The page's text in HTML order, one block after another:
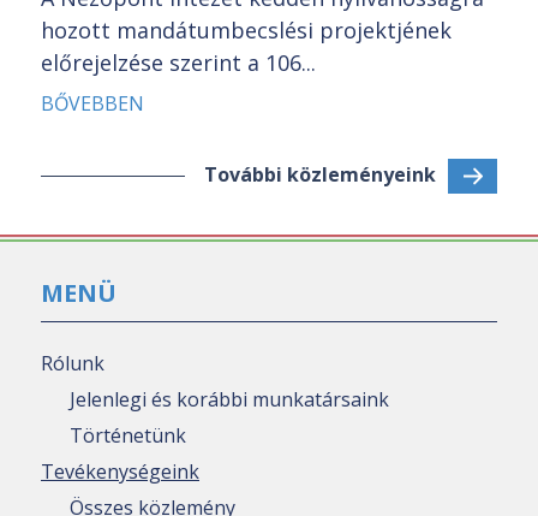
hozott mandátumbecslési projektjének
előrejelzése szerint a 106...
BŐVEBBEN
További közleményeink
MENÜ
Rólunk
Jelenlegi és korábbi munkatársaink
Történetünk
Tevékenységeink
Összes közlemény